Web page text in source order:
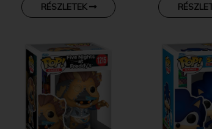
RÉSZLETEK